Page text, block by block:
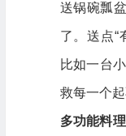
送锅碗瓢
了。送点“
比如一台
救每一个
多功能料